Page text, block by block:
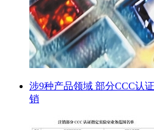
涉9种产品领域 部分CCC认
销